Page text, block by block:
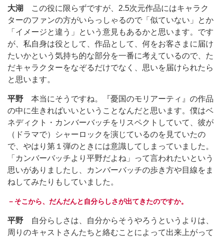
大湖
この役に限らずですが、2.5次元作品にはキャラク
ターのファンの方がいらっしゃるので「似ていない」とか
「イメージと違う」という意見もあるかと思います。です
が、私自身は役として、作品として、何をお客さまに届け
たいかという気持ち的な部分を一番に考えているので、た
だキャラクターをなぞるだけでなく、思いを届けられたら
と思います。
平野 本当にそうですね。『憂国のモリアーティ』の作品
の中に生きればいいということなんだと思います。僕はベ
ネディクト・カンバーバッチをリスペクトしていて、彼が
（ドラマで）シャーロックを演じているのを見ていたの
で、やはり第１弾のときには意識してしまっていました。
「カンバーバッチより平野だよね」って言われたいという
思いがありましたし、カンバーバッチの歩き方や目線をま
ねしてみたりもしていました。
－そこから、だんだんと自分らしさが出てきたのですか。
平野 自分らしさは、自分からそうやろうというよりは、
周りのキャストさんたちと絡むことによって出来上がって